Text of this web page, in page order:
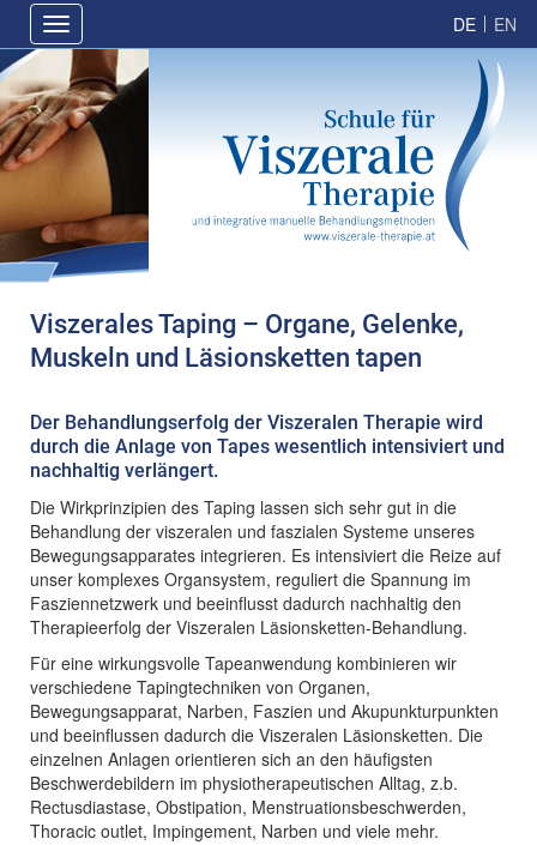
Direkt
zum
Inhalt
Hauptnavigation
Toggle
navigation
Viszerales Taping – Organe, Gelenke,
Muskeln und Läsionsketten tapen
Der Behandlungserfolg der Viszeralen Therapie wird
durch die Anlage von Tapes wesentlich intensiviert und
nachhaltig verlängert.
Die Wirkprinzipien des Taping lassen sich sehr gut in die
Behandlung der viszeralen und faszialen Systeme unseres
Bewegungsapparates integrieren. Es intensiviert die Reize auf
unser komplexes Organsystem, reguliert die Spannung im
Fasziennetzwerk und beeinflusst dadurch nachhaltig den
Therapieerfolg der Viszeralen Läsionsketten-Behandlung.
Für eine wirkungsvolle Tapeanwendung kombinieren wir
verschiedene Tapingtechniken von Organen,
Bewegungsapparat, Narben, Faszien und Akupunkturpunkten
und beeinflussen dadurch die Viszeralen Läsionsketten. Die
einzelnen Anlagen orientieren sich an den häufigsten
Beschwerdebildern im physiotherapeutischen Alltag, z.b.
Rectusdiastase, Obstipation, Menstruationsbeschwerden,
Thoracic outlet, Impingement, Narben und viele mehr.